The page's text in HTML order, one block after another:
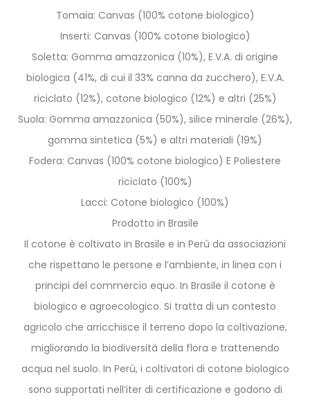
Tomaia: Canvas (100% cotone biologico)
Inserti: Canvas (100% cotone biologico)
Soletta: Gomma amazzonica (10%), E.V.A. di origine
biologica (41%, di cui il 33% canna da zucchero), E.V.A.
riciclato (12%), cotone biologico (12%) e altri (25%)
Suola: Gomma amazzonica (50%), silice minerale (26%),
gomma sintetica (5%) e altri materiali (19%)
Fodera: Canvas (100% cotone biologico) E Poliestere
riciclato (100%)
Lacci: Cotone biologico (100%)
Prodotto in Brasile
Il cotone è coltivato in Brasile e in Perù da associazioni
che rispettano le persone e l’ambiente, in linea con i
principi del commercio equo. In Brasile il cotone è
biologico e agroecologico. Si tratta di un contesto
agricolo che arricchisce il terreno dopo la coltivazione,
migliorando la biodiversità della flora e trattenendo
acqua nel suolo. In Perù, i coltivatori di cotone biologico
sono supportati nell’iter di certificazione e godono di